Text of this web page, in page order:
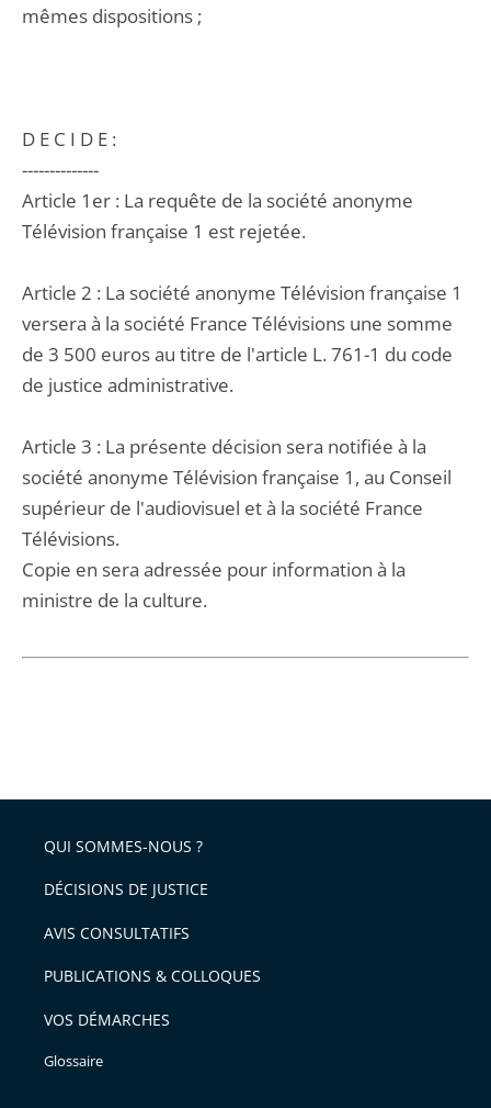
mêmes dispositions ;
D E C I D E :
--------------
Article 1er : La requête de la société anonyme
Télévision française 1 est rejetée.
Article 2 : La société anonyme Télévision française 1
versera à la société France Télévisions une somme
de 3 500 euros au titre de l'article L. 761-1 du code
de justice administrative.
Article 3 : La présente décision sera notifiée à la
société anonyme Télévision française 1, au Conseil
supérieur de l'audiovisuel et à la société France
Télévisions.
Copie en sera adressée pour information à la
ministre de la culture.
QUI SOMMES-NOUS ?
DÉCISIONS DE JUSTICE
AVIS CONSULTATIFS
PUBLICATIONS & COLLOQUES
VOS DÉMARCHES
Glossaire